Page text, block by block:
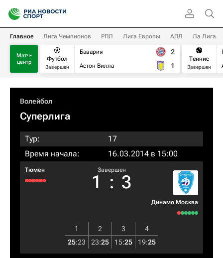
Главное Лига Чемпионов РПЛ Лига Европы АПЛ Ла Лига
Матч-
центр
Футбол
Завершен
Бавария
Астон Вилла
2
1
Теннис
Завершен
Волейбол
Суперлига
Тур:
17
Время начала:
16.03.2014 в 15:00
Тюмен Завершен
1 : 3
Динамо Москва
1 2 3
4
25:23 23:25 15:25 19:25